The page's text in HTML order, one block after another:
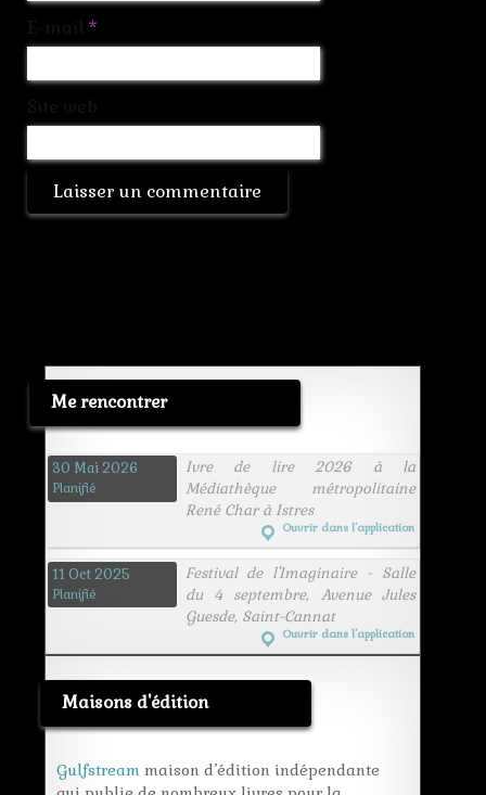
*
Me rencontrer
30 Mai 2026
Planifié
Ivre de lire 2026 à la
Médiathèque métropolitaine
René Char à Istres
Ouvrir dans l’application
11 Oct 2025
Planifié
Festival de l'Imaginaire - Salle
du 4 septembre, Avenue Jules
Guesde, Saint-Cannat
Ouvrir dans l’application
Maisons d'édition
Gulfstream maison d’édition indépendante